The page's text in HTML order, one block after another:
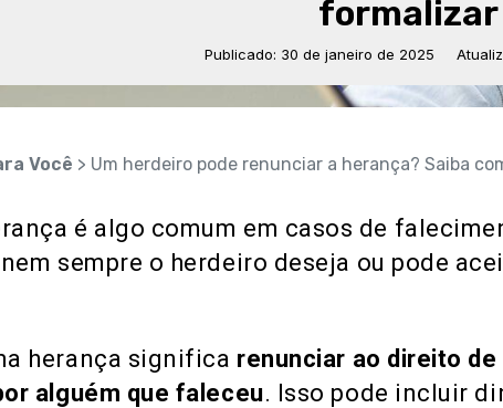
formalizar
Publicado: 30 de janeiro de 2025
Você > Um herdeiro pode renunciar a herança? Saiba
é algo comum em casos de
sempre o herdeiro deseja ou pode
herança significa renunciar ao direito
alguém que faleceu. Isso pode incluir